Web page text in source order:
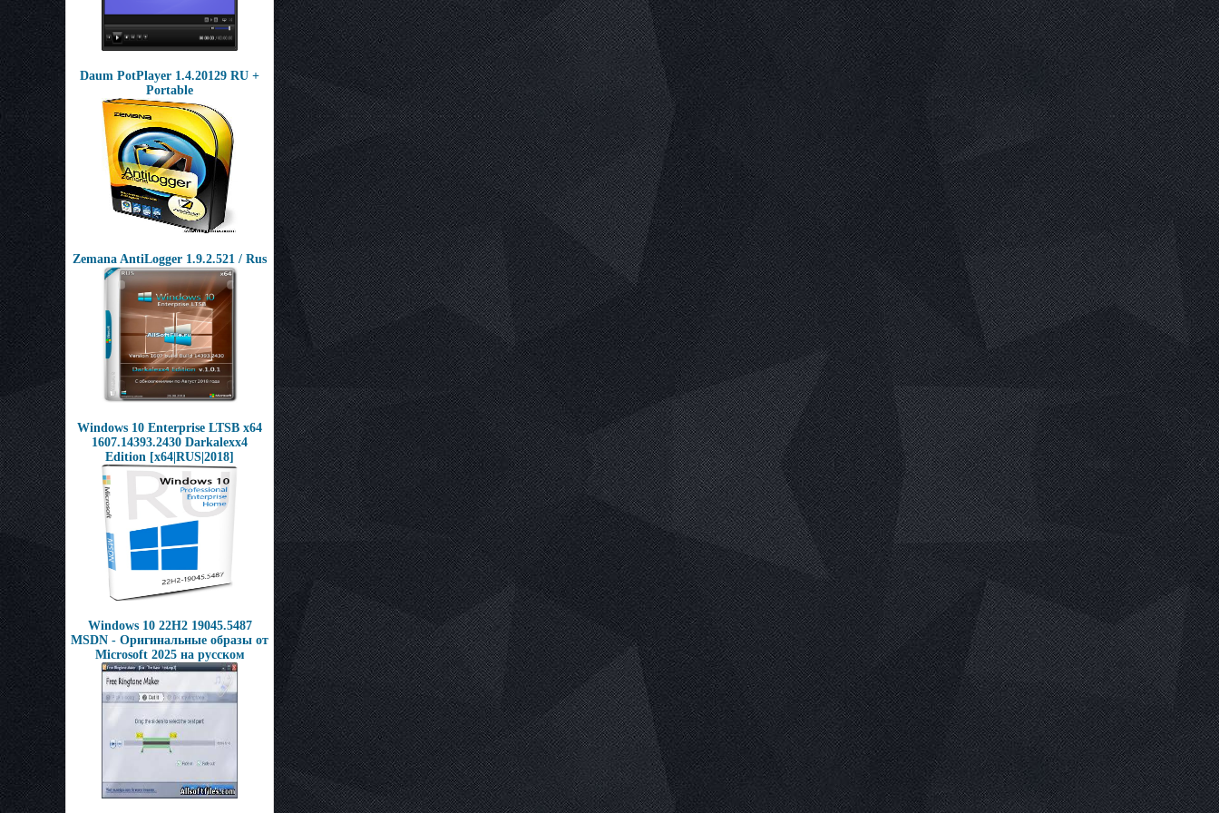
Daum PotPlayer 1.4.20129 RU +
Portable
Zemana AntiLogger 1.9.2.521 / Rus
Windows 10 Enterprise LTSB x64
1607.14393.2430 Darkalexx4
Edition [x64|RUS|2018]
Windows 10 22H2 19045.5487
MSDN - Оригинальные образы от
Microsoft 2025 на русском